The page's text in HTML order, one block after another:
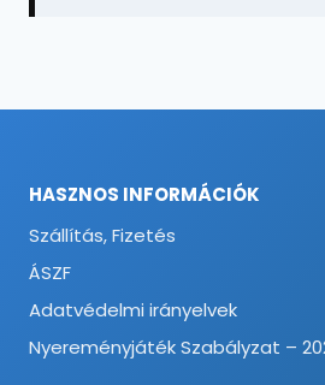
HASZNOS INFORMÁCIÓK
Szállítás, Fizetés
ÁSZF
Adatvédelmi irányelvek
Nyereményjáték Szabályzat –